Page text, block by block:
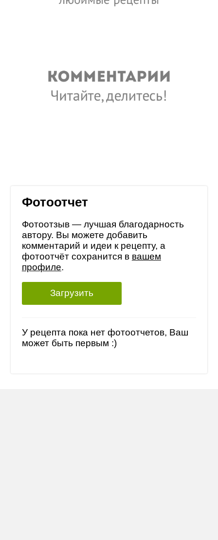
Фотоотчет
Фотоотзыв — лучшая благодарность
автору. Вы можете добавить
комментарий и идеи к рецепту, а
фотоотчёт сохранится в вашем
профиле.
Загрузить
У рецепта пока нет фотоотчетов, Ваш
может быть первым :)